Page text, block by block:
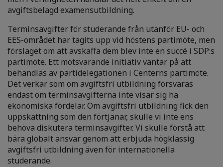
avgiftsbelagd examensutbildning.
Terminsavgifter för studerande från utanför EU- och
EES-området har tagits upp vid höstens partimöte, men
förslaget om att avskaffa dem blev inte en succé i SDP:s
partimöte. Ett motsvarande initiativ väntar på att
behandlas av partidelegationen i Centerns partimöte.
Det verkar som om avgiftsfri utbildning försvaras
endast om terminsavgifterna inte visar sig ha
ekonomiska fördelar. Om avgiftsfri utbildning fick den
uppskattning som den förtjänar, skulle vi inte ens
behöva diskutera terminsavgifter. Vi skulle förstå att
bära globalt ansvar genom att erbjuda högklassig
avgiftsfri utbildning även för internationella
studerande.